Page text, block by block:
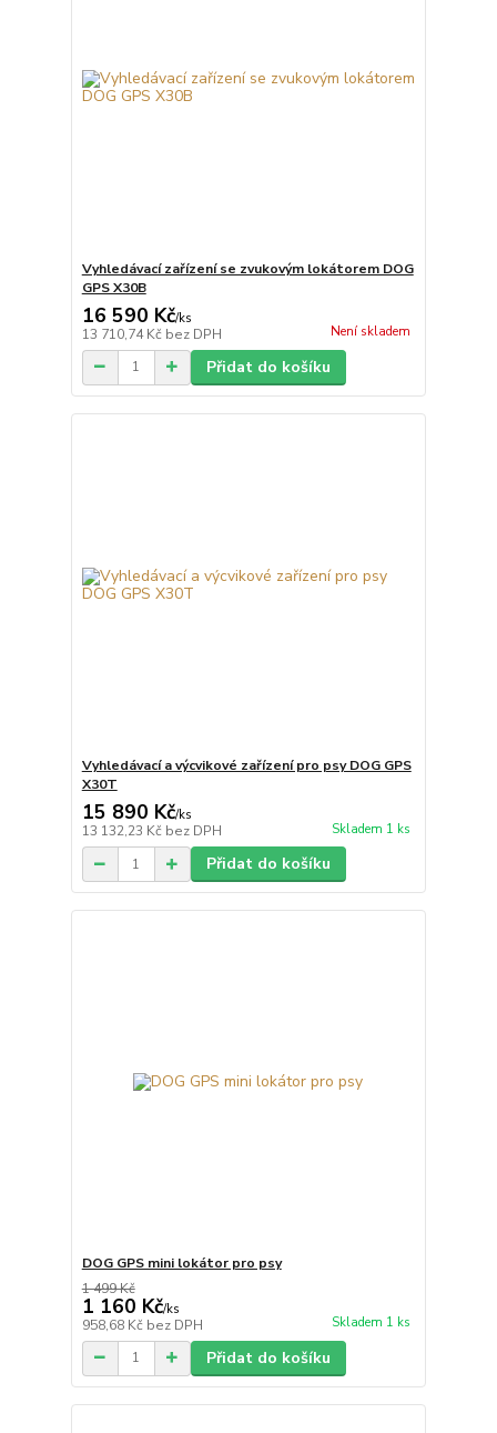
Vyhledávací zařízení se zvukovým lokátorem DOG
GPS X30B
16 590 Kč/ks
13 710,74 Kč bez DPH Není skladem
Přidat do košíku
Vyhledávací a výcvikové zařízení pro psy DOG GPS
X30T
15 890 Kč/ks
13 132,23 Kč bez DPH Skladem 1 ks
Přidat do košíku
DOG GPS mini lokátor pro psy
1 499 Kč
1 160 Kč/ks
958,68 Kč bez DPH Skladem 1 ks
Přidat do košíku